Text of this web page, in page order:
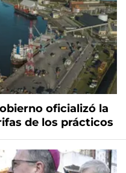
oficializó la
de los prácticos